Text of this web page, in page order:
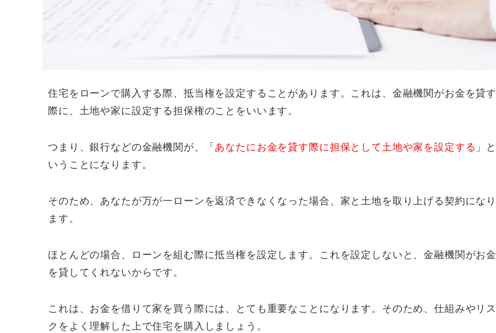
住宅をローンで購入する際、抵当権を設定することがあります。これは、金融機関がお金を貸す
際に、土地や家に設定する担保権のことをいいます。
つまり、銀行などの金融機関が、「 あなたにお金を貸す際に担保として土地や家を設定する 」と
いうことになります。
そのため、あなたが万が一ローンを返済できなくなった場合、家と土地を取り上げる契約になり
ます。
ほとんどの場合、ローンを組む際に抵当権を設定します。これを設定しないと、金融機関がお金
を貸してくれないからです。
これは、お金を借りて家を買う際には、とても重要なことになります。そのため、仕組みやリス
クをよく理解した上で住宅を購入しましょう。